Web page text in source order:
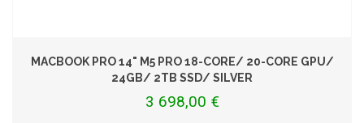
MACBOOK PRO 14" M5 PRO 18-CORE/ 20-CORE GPU/
24GB/ 2TB SSD/ SILVER
3 698,00 €